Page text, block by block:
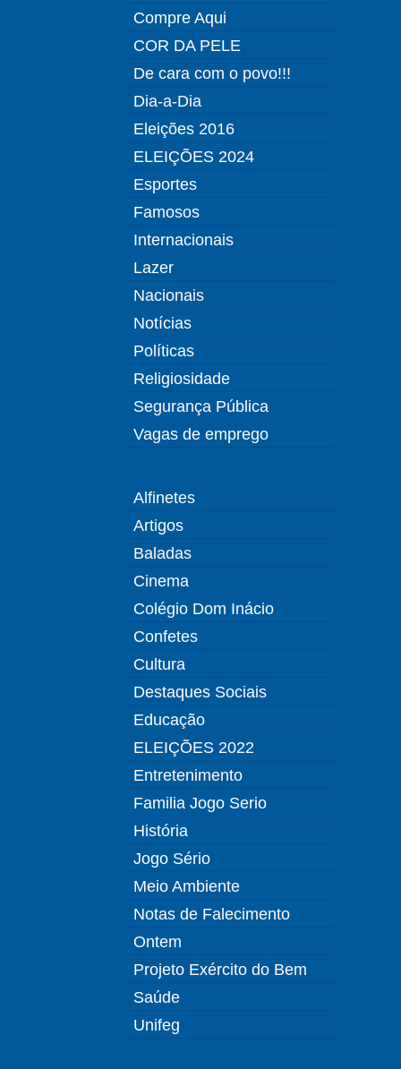
Compre Aqui
COR DA PELE
De cara com o povo!!!
Dia-a-Dia
Eleições 2016
ELEIÇÕES 2024
Esportes
Famosos
Internacionais
Lazer
Nacionais
Notícias
Políticas
Religiosidade
Segurança Pública
Vagas de emprego
Alfinetes
Artigos
Baladas
Cinema
Colégio Dom Inácio
Confetes
Cultura
Destaques Sociais
Educação
ELEIÇÕES 2022
Entretenimento
Familia Jogo Serio
História
Jogo Sério
Meio Ambiente
Notas de Falecimento
Ontem
Projeto Exército do Bem
Saúde
Unifeg